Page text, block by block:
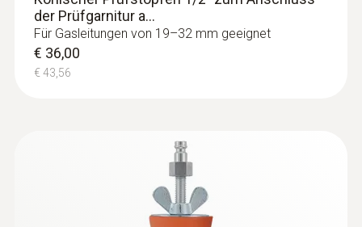
der Prüfgarnitur a...
Für Gasleitungen von 19–32 mm geeignet
€ 36,00
€ 43,56